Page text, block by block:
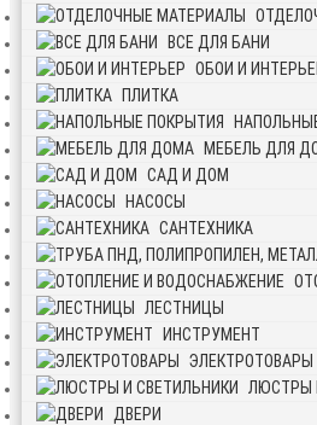
ВСЕ ДЛЯ БАНИ
ОБОИ И
ПЛИТКА
МЕБЕЛЬ ДЛЯ
САД И ДОМ
НАСОСЫ
САНТЕХНИКА
ЛЕСТНИЦЫ
ИНСТРУМЕНТ
ЭЛЕКТРОТОВАРЫ
ЛЮСТРЫ
ДВЕРИ